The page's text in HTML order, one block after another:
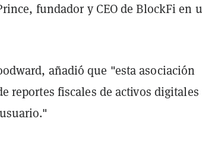
fundador y CEO de BlockFi en
añadió que "esta asociación
reportes fiscales de activos digitales